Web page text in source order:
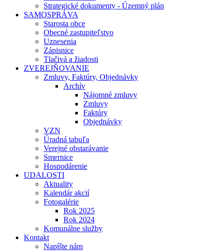
Strategické dokumenty - Územný plán
SAMOSPRÁVA
Starosta obce
Obecné zastupiteľstvo
Uznesenia
Zápisnice
Tlačivá a žiadosti
ZVEREJŇOVANIE
Zmluvy, Faktúry, Objednávky
Archív
Nájomné zmluvy
Zmluvy
Faktúry
Objednávky
VZN
Úradná tabuľa
Verejné obstarávanie
Smernice
Hospodárenie
UDALOSTI
Aktuality
Kalendár akcií
Fotogalérie
Rok 2025
Rok 2024
Komunálne služby
Kontakt
Napíšte nám